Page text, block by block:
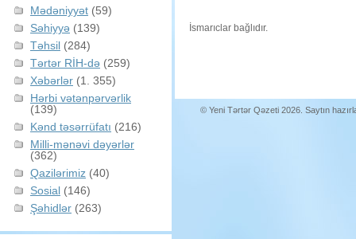
Mədəniyyət (59)
Səhiyyə (139)
Təhsil (284)
Tərtər RİH-də (259)
Xəbərlər (1. 355)
Hərbi vətənpərvərlik
(139)
Kənd təsərrüfatı (216)
Milli-mənəvi dəyərlər
(362)
Qazilərimiz (40)
Sosial (146)
Şəhidlər (263)
İsmarıclar bağlıdır.
© Yeni Tərtər Qəzeti 2026. Saytın